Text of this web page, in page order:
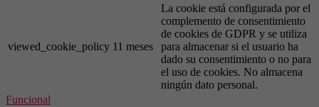
viewed_cookie_policy 11 meses
La cookie está configurada por el
complemento de consentimiento
de cookies de GDPR y se utiliza
para almacenar si el usuario ha
dado su consentimiento o no para
el uso de cookies. No almacena
ningún dato personal.
Funcional